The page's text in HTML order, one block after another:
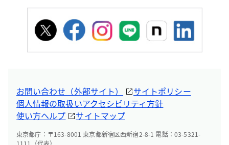
お問い合わせ（外部サイト）
サイトポリシー
個人情報の取扱いアクセシビリティ方針
使い方ヘルプ
サイトマップ
東京都庁：〒163-8001 東京都新宿区西新宿2-8-1 電話：03-5321-
1111（代表）